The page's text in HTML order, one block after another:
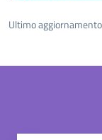
Ultimo